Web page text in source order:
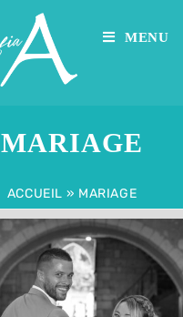
MENU
MARIAGE
ACCUEIL » MARIAGE